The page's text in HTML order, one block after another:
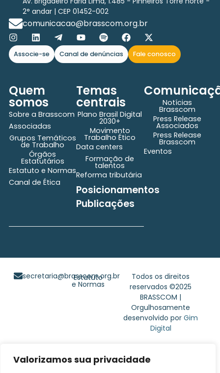
Valorizamos sua privacidade
2° andar | CEP 01452-002
comunicacao@brasscom.org.br
Associe-se Canal de denúncias Fale conosco
Quem
somos
Sobre a Brasscom
Associadas
Grupos Temáticos
de Trabalho
Órgãos
Estatutários
Estatuto e Normas
Canal de Ética
Temas
centrais
Plano Brasil Digital
2030+
Movimento
Trabalho Ético
Data centers
Formação de
talentos
Reforma tributária
Posicionamentos
Publicações
Notícias
Brasscom
Press Release
Associados
Press Release
Brasscom
Eventos
Todos os direitos
reservados ©2025
BRASSCOM |
Orgulhosamente
desenvolvido porGim
Digital
secretaria@brasscom.org.br
Estatuto
e Normas